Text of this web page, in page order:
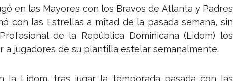
en las Mayores con los Bravos de Atlanta y Padres
con las Estrellas a mitad de la pasada semana, sin
de la República Dominicana (Lidom) los
a jugadores de su plantilla estelar semanalmente.
la Lidom, tras jugar la temporada pasada con las